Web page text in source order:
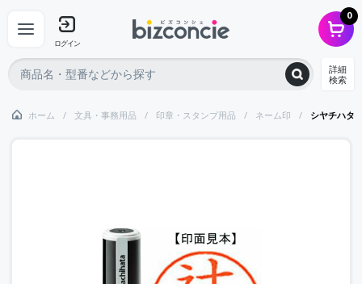
ログイン
0
詳細
検索
ホーム 文具・事務用品 印章・スタンプ用品 ネーム印 シヤチハ